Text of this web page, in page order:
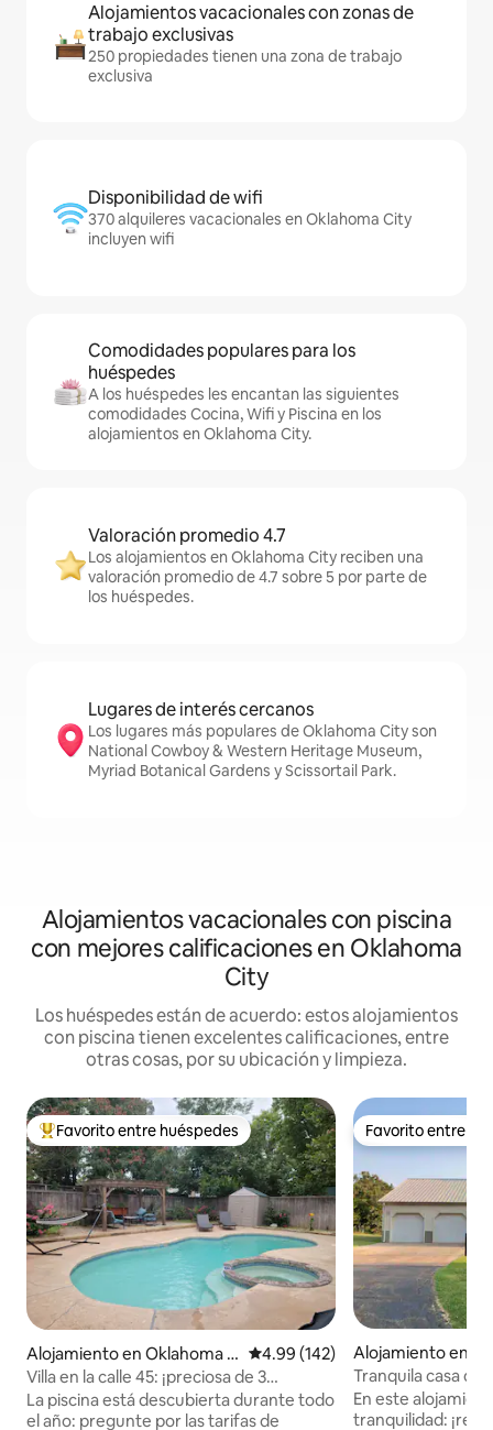
Alojamientos vacacionales con zonas de
trabajo exclusivas
250 propiedades tienen una zona de trabajo
exclusiva
Disponibilidad de wifi
370 alquileres vacacionales en Oklahoma City
incluyen wifi
Comodidades populares para los
huéspedes
A los huéspedes les encantan las siguientes
comodidades Cocina, Wifi y Piscina en los
alojamientos en Oklahoma City.
Valoración promedio 4.7
Los alojamientos en Oklahoma City reciben una
valoración promedio de 4.7 sobre 5 por parte de
los huéspedes.
Lugares de interés cercanos
Los lugares más populares de Oklahoma City son
National Cowboy & Western Heritage Museum,
Myriad Botanical Gardens y Scissortail Park.
Alojamientos vacacionales con piscina
con mejores calificaciones en Oklahoma
City
Los huéspedes están de acuerdo: estos alojamientos
con piscina tienen excelentes calificaciones, entre
otras cosas, por su ubicación y limpieza.
Favorito entre huéspedes preferido
Favorito entre huéspedes
Alojamiento en Oklahoma C
ity
Calificación promedio: 4.99 de
4.99 (142)
Villa en la calle 45: ¡preciosa de 3
dormitorios con piscina y jacuzzi!
La piscina está descubierta durante todo
el año: pregunte por las tarifas de
Favorito entre
Favorito entre
Alojamiento en
Tranquila casa de
campo con piscina
En este
tranquilidad: